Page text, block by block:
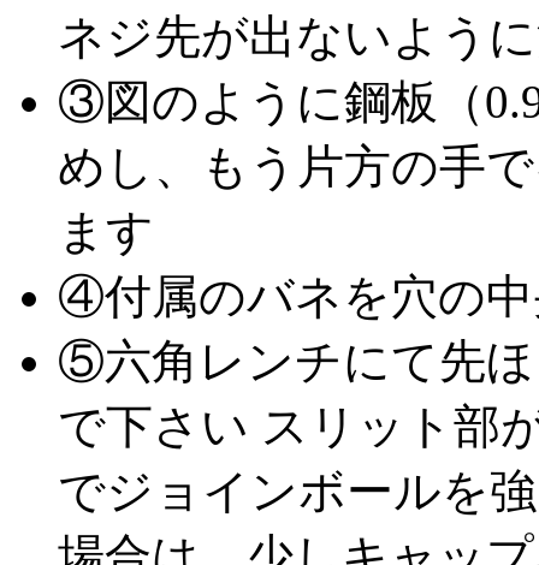
ネジ先が出ないよう
③図のように鋼板（
めし、もう片方の手
ます
④付属のバネを穴の
⑤六角レンチにて先
で下さい スリット部
でジョインボールを